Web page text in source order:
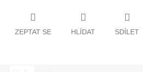
ZEPTAT SE HLÍDAT SDÍLET